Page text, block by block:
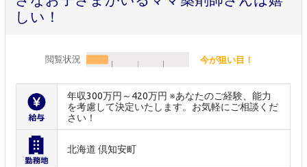
しい！
閲覧状況 今が狙い目！
年収300万円～420万円 ※あなたのご経験、能力
を考慮して決定いたします。お気軽にご相談くだ
さい！
北海道 倶知安町